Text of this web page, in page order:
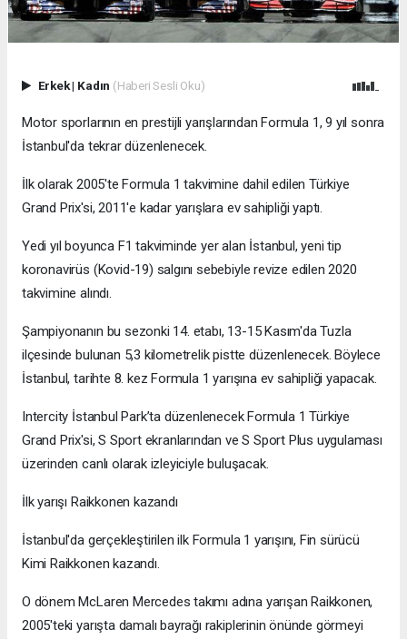
Erkek| Kadın (Haberi Sesli Oku)
Motor sporlarının en prestijli yarışlarından Formula 1, 9 yıl sonra
İstanbul'da tekrar düzenlenecek.
İlk olarak 2005'te Formula 1 takvimine dahil edilen Türkiye
Grand Prix'si, 2011'e kadar yarışlara ev sahipliği yaptı.
Yedi yıl boyunca F1 takviminde yer alan İstanbul, yeni tip
koronavirüs (Kovid-19) salgını sebebiyle revize edilen 2020
takvimine alındı.
Şampiyonanın bu sezonki 14. etabı, 13-15 Kasım'da Tuzla
ilçesinde bulunan 5,3 kilometrelik pistte düzenlenecek. Böylece
İstanbul, tarihte 8. kez Formula 1 yarışına ev sahipliği yapacak.
Intercity İstanbul Park’ta düzenlenecek Formula 1 Türkiye
Grand Prix'si, S Sport ekranlarından ve S Sport Plus uygulaması
üzerinden canlı olarak izleyiciyle buluşacak.
İlk yarışı Raikkonen kazandı
İstanbul'da gerçekleştirilen ilk Formula 1 yarışını, Fin sürücü
Kimi Raikkonen kazandı.
O dönem McLaren Mercedes takımı adına yarışan Raikkonen,
2005'teki yarışta damalı bayrağı rakiplerinin önünde görmeyi